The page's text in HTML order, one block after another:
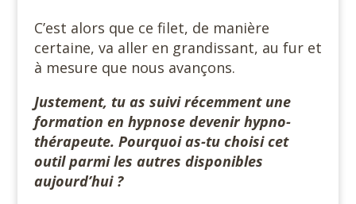
C’est alors que ce filet, de manière
certaine, va aller en grandissant, au fur et
à mesure que nous avançons.
Justement, tu as suivi récemment une
formation en hypnose devenir hypno-
thérapeute. Pourquoi as-tu choisi cet
outil parmi les autres disponibles
aujourd’hui ?